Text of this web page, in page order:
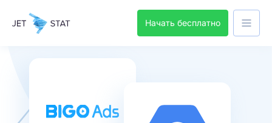
Начать бесплатно